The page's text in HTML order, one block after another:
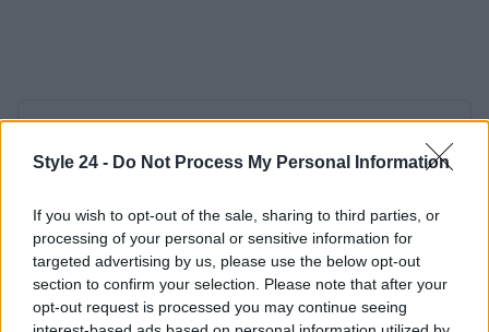
Style 24 - Do Not Process My Personal Information
If you wish to opt-out of the sale, sharing to third parties, or
processing of your personal or sensitive information for
targeted advertising by us, please use the below opt-out
section to confirm your selection. Please note that after your
opt-out request is processed you may continue seeing
Staff